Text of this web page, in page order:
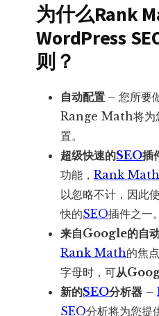
为什么Rank
WordPress
则？
自动配置 – 您所要
Range Math将为
置。
超级快速的SEO插
功能，Rank
以忽略不计，因此
快的SEO插件之一。
来自Google的自
Rank Math的焦
字母时，可从
新的SEO分析器 –
SEO分析将为您提